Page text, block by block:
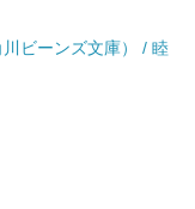
ビーンズ文庫） / 睦